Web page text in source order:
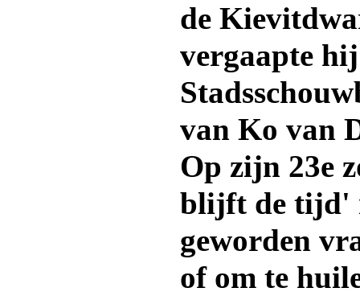
de
vergaapte
van Ko van
Op zijn 23e
blijft de tijd'
geworden
of om te